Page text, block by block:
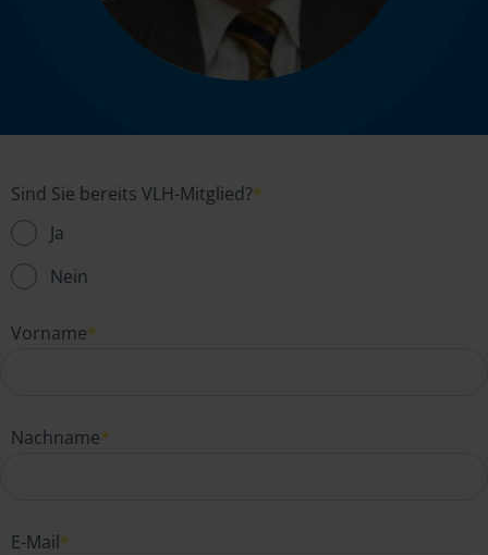
Sind Sie bereits VLH-Mitglied?*
Ja
Nein
Vorname*
Nachname*
E-Mail*